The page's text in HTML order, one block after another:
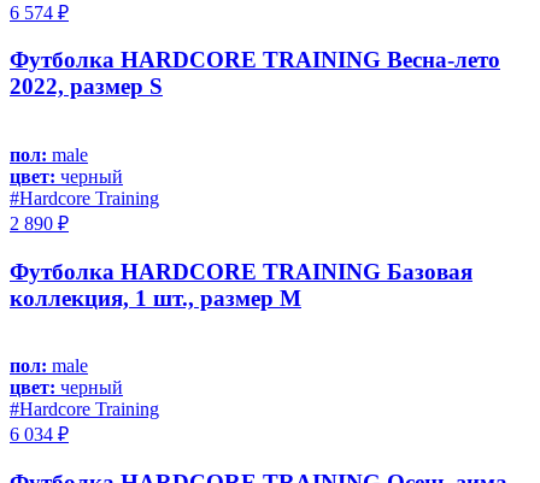
6 574 ₽
Футболка HARDCORE TRAINING Весна-лето
2022, размер S
пол: male
цвет: черный
#Hardcore Training
2 890 ₽
Футболка HARDCORE TRAINING Базовая
коллекция, 1 шт., размер M
пол: male
цвет: черный
#Hardcore Training
6 034 ₽